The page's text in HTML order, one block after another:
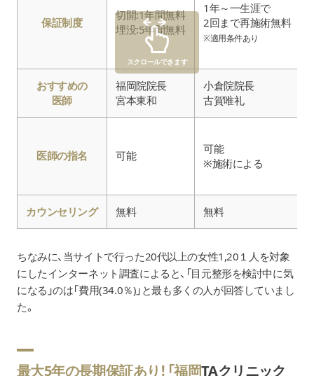
保証制度
切開:1年間無料
埋没:5年間無料
1年～一生涯で
2回まで再施術無料
※適用条件あり
おすすめの
医師
福岡院院長
宮本東和
小倉院院長
古賀唯礼
医師の指名 可能
可能
※施術による
カウンセリング 無料 無料
スクロールできます
ちなみに、当サイトで行った20代以上の女性1,20１人を対象
にしたインターネット調査によると、「目元整形を検討中に気
になる」のは「費用(34.0％)」と最も多くの人が回答していまし
た。
最大5年の長期保証あり！「福岡TAクリニック